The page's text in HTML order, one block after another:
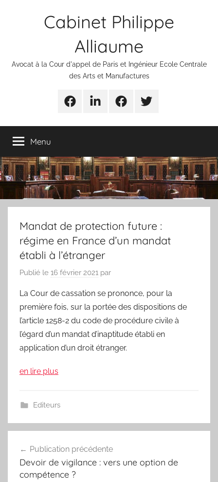
Cabinet Philippe
Alliaume
Avocat à la Cour d'appel de Paris et Ingénieur Ecole Centrale
des Arts et Manufactures
UrgencesLinkedinFacebookTwitter
Menu
Mandat de protection future :
régime en France d’un mandat
établi à l’étranger
Publié le 16 février 2021 par
La Cour de cassation se prononce, pour la
première fois, sur la portée des dispositions de
l’article 1258-2 du code de procédure civile à
l’égard d’un mandat d’inaptitude établi en
application d’un droit étranger.
en lire plus
Editeurs
de
l’article
Publication précédente
Devoir de vigilance : vers une option de
compétence ?